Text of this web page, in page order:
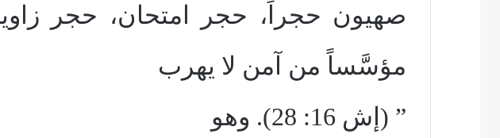
صهيون حجراً، حجر امتحان، حجر
مؤسَّساً من آمن لا يهرب
” (إش 16: 28). وهو